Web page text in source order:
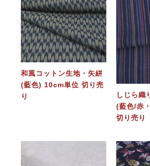
和風コットン生地・矢絣
(藍色) 10cm単位 切り売
り
しじら織
(藍色/赤
切り売り